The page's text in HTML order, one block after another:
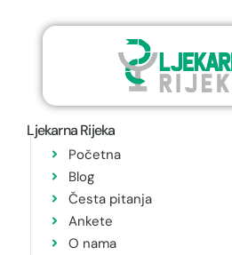
Ljekarna Rijeka
Početna
Blog
Česta pitanja
Ankete
O nama